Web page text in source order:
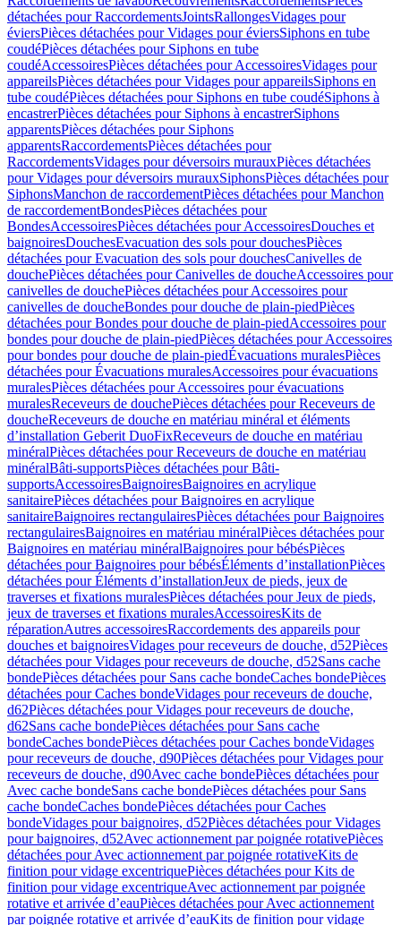
détachées pour RaccordementsJointsRallongesVidages pour
éviersPièces détachées pour Vidages pour éviersSiphons en tube
coudéPièces détachées pour Siphons en tube
coudéAccessoiresPièces détachées pour AccessoiresVidages pour
appareilsPièces détachées pour Vidages pour appareilsSiphons en
tube coudéPièces détachées pour Siphons en tube coudéSiphons à
encastrerPièces détachées pour Siphons à encastrerSiphons
apparentsPièces détachées pour Siphons
apparentsRaccordementsPièces détachées pour
RaccordementsVidages pour déversoirs murauxPièces détachées
pour Vidages pour déversoirs murauxSiphonsPièces détachées pour
SiphonsManchon de raccordementPièces détachées pour Manchon
de raccordementBondesPièces détachées pour
BondesAccessoiresPièces détachées pour AccessoiresDouches et
baignoiresDouchesEvacuation des sols pour douchesPièces
détachées pour Evacuation des sols pour douchesCanivelles de
douchePièces détachées pour Canivelles de doucheAccessoires pour
canivelles de douchePièces détachées pour Accessoires pour
canivelles de doucheBondes pour douche de plain-piedPièces
détachées pour Bondes pour douche de plain-piedAccessoires pour
bondes pour douche de plain-piedPièces détachées pour Accessoires
pour bondes pour douche de plain-piedÉvacuations muralesPièces
détachées pour Évacuations muralesAccessoires pour évacuations
muralesPièces détachées pour Accessoires pour évacuations
muralesReceveurs de douchePièces détachées pour Receveurs de
doucheReceveurs de douche en matériau minéral et éléments
d’installation Geberit DuoFixReceveurs de douche en matériau
minéralPièces détachées pour Receveurs de douche en matériau
minéralBâti-supportsPièces détachées pour Bâti-
supportsAccessoiresBaignoiresBaignoires en acrylique
sanitairePièces détachées pour Baignoires en acrylique
sanitaireBaignoires rectangulairesPièces détachées pour Baignoires
rectangulairesBaignoires en matériau minéralPièces détachées pour
Baignoires en matériau minéralBaignoires pour bébésPièces
détachées pour Baignoires pour bébésÉléments d’installationPièces
détachées pour Éléments d’installationJeux de pieds, jeux de
traverses et fixations muralesPièces détachées pour Jeux de pieds,
jeux de traverses et fixations muralesAccessoiresKits de
réparationAutres accessoiresRaccordements des appareils pour
douches et baignoiresVidages pour receveurs de douche, d52Pièces
détachées pour Vidages pour receveurs de douche, d52Sans cache
bondePièces détachées pour Sans cache bondeCaches bondePièces
détachées pour Caches bondeVidages pour receveurs de douche,
d62Pièces détachées pour Vidages pour receveurs de douche,
d62Sans cache bondePièces détachées pour Sans cache
bondeCaches bondePièces détachées pour Caches bondeVidages
pour receveurs de douche, d90Pièces détachées pour Vidages pour
receveurs de douche, d90Avec cache bondePièces détachées pour
Avec cache bondeSans cache bondePièces détachées pour Sans
cache bondeCaches bondePièces détachées pour Caches
bondeVidages pour baignoires, d52Pièces détachées pour Vidages
pour baignoires, d52Avec actionnement par poignée rotativePièces
détachées pour Avec actionnement par poignée rotativeKits de
finition pour vidage excentriquePièces détachées pour Kits de
finition pour vidage excentriqueAvec actionnement par poignée
rotative et arrivée d’eauPièces détachées pour Avec actionnement
par poignée rotative et arrivée d’eauKits de finition pour vidage